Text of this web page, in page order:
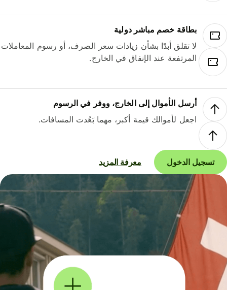
بطاقة خصم مباشر دولية
لا تقلق أبدًا بشأن زيادات سعر الصرف، أو رسوم المعاملات
المرتفعة عند الإنفاق في الخارج.
أرسل الأموال إلى الخارج، ووفر في الرسوم
اجعل لأموالك قيمة أكبر، مهما بَعُدت المسافات.
تسجيل الدخول معرفة المزيد